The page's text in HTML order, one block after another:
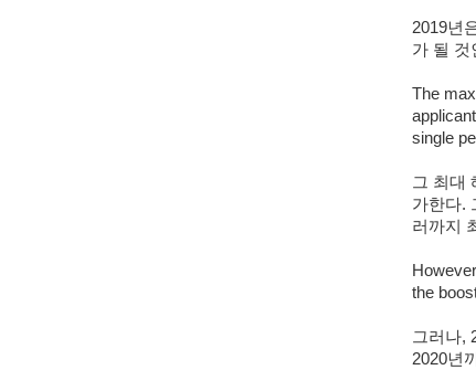
2019년
가 될 것
The
single
그 최대
가한다.
러까지
the
그러나,
2020년